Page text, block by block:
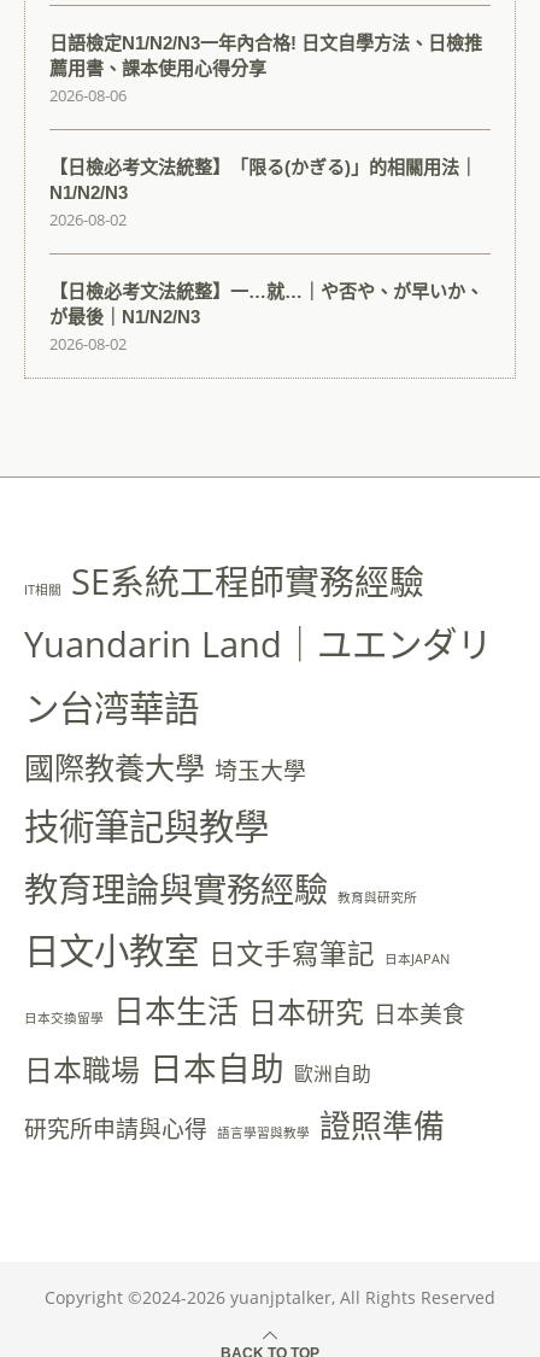
日語檢定N1/N2/N3一年內合格! 日文自學方法、日檢推
薦用書、課本使用心得分享
2026-08-06
【日檢必考文法統整】「限る(かぎる)」的相關用法｜
N1/N2/N3
2026-08-02
【日檢必考文法統整】一…就…｜や否や、が早いか、
が最後｜N1/N2/N3
2026-08-02
IT相關 SE系統工程師實務經驗
Yuandarin Land｜ユエンダリ
ン台湾華語
國際教養大學 埼玉大學
技術筆記與教學
教育理論與實務經驗 教育與研究所
日文小教室 日文手寫筆記 日本JAPAN
日本交換留學 日本生活 日本研究 日本美食
日本職場 日本自助 歐洲自助
研究所申請與心得 語言學習與教學 證照準備
Copyright ©2024-2026 yuanjptalker, All Rights Reserved
BACK TO TOP